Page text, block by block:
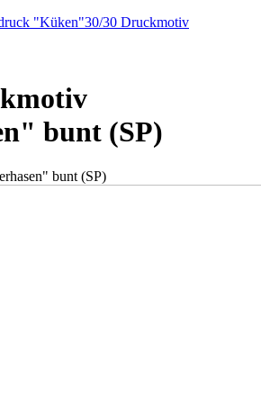
"Küken"30/30 Druckmotiv
bunt (SP)
bunt (SP)